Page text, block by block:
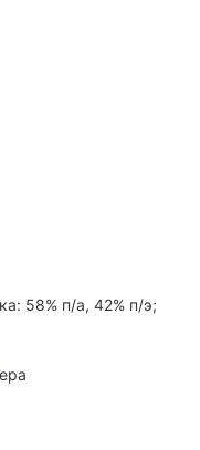
58% п/а, 42% п/э;